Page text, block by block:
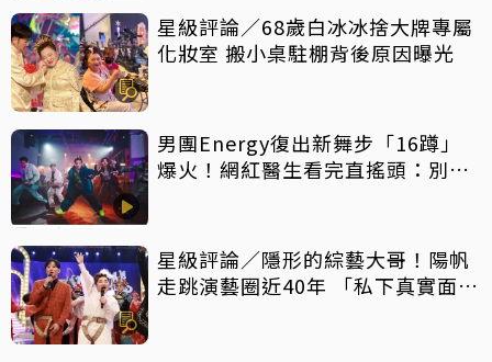
星級評論／68歲白冰冰捨大牌專屬
化妝室 搬小桌駐棚背後原因曝光
男團Energy復出新舞步「16蹲」
爆火！網紅醫生看完直搖頭：別亂
星級評論／隱形的綜藝大哥！陽帆
走跳演藝圈近40年 「私下真實面」